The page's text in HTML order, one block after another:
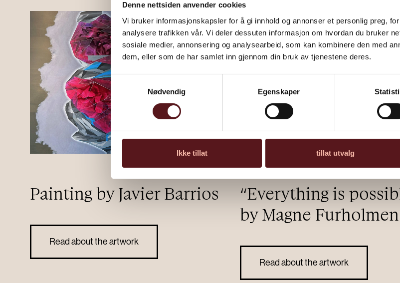
Denne nettsiden anvender cookies
Vi bruker informasjonskapsler for å gi innhold og annonser et personlig preg,
analysere trafikken vår. Vi deler dessuten informasjon om hvordan du bruker
sosiale medier, annonsering og analysearbeid, som kan kombinere den med
dem, eller som de har samlet inn gjennom din bruk av tjenestene deres.
Samtykkevalg
Nødvendig
Egenskaper
Ikke tillat tillat utvalg
Painting by Javier Barrios
Read about the artwork
“Everything is
by Magne Furholmen
Read about the artwork